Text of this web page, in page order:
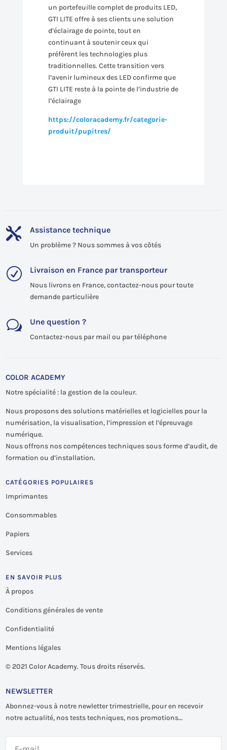
un portefeuille complet de produits LED,
GTI LITE offre à ses clients une solution
d’éclairage de pointe, tout en
continuant à soutenir ceux qui
préfèrent les technologies plus
traditionnelles. Cette transition vers
l’avenir lumineux des LED confirme que
GTI LITE reste à la pointe de l’industrie de
l’éclairage
https://coloracademy.fr/categorie-
produit/pupitres/
 Assistance technique
Un problème ? Nous sommes à vos côtés
R Livraison en France par transporteur
Nous livrons en France, contactez-nous pour toute
demande particulière
w Une question ?
Contactez-nous par mail ou par téléphone
COLOR ACADEMY
Notre spécialité : la gestion de la couleur.
Nous proposons des solutions matérielles et logicielles pour la
numérisation, la visualisation, l’impression et l’épreuvage
numérique.
Nous offrons nos compétences techniques sous forme d’audit, de
formation ou d’installation.
CATÉGORIES POPULAIRES
Imprimantes
Consommables
Papiers
Services
EN SAVOIR PLUS
À propos
Conditions générales de vente
Confidentialité
Mentions légales
© 2021 Color Academy. Tous droits réservés.
NEWSLETTER
Abonnez-vous à notre newletter trimestrielle, pour en recevoir
notre actualité, nos tests techniques, nos promotions…